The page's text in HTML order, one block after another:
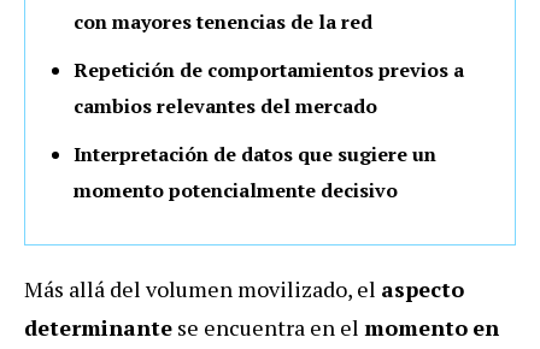
con mayores tenencias de la red
Repetición de comportamientos previos a
cambios relevantes del mercado
Interpretación de datos que sugiere un
momento potencialmente decisivo
Más allá del volumen movilizado, el aspecto
determinante se encuentra en el momento en